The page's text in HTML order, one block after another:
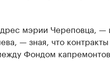
мэрии Череповца, —
— зная, что
Фондом